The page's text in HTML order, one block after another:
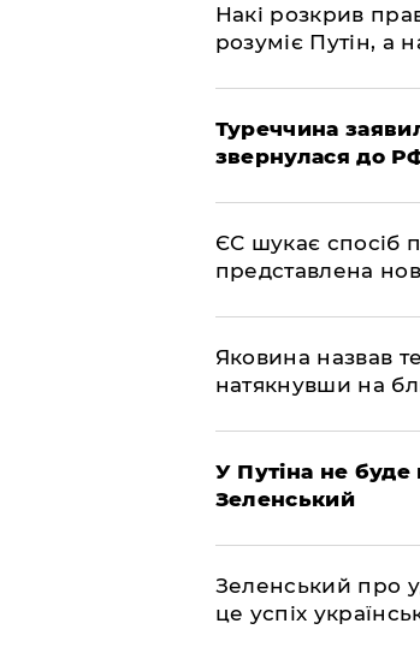
Накі розкрив
розуміє Путін, а
Туреччина
звернулася до
ЄС шукає спосіб
представлена
Яковина назвав
натякнувши на
У Путіна не буде
Зеленський
Зеленський про
це успіх